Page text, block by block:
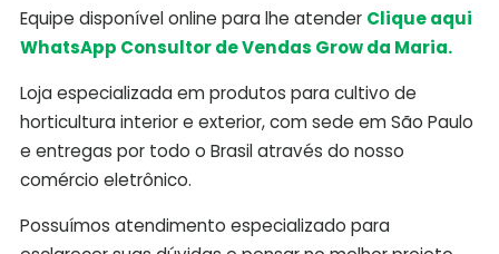
Equipe disponível online para lhe atender Clique aqui
WhatsApp Consultor de Vendas Grow da Maria.
Loja especializada em produtos para cultivo de
horticultura interior e exterior, com sede em São Paulo
e entregas por todo o Brasil através do nosso
comércio eletrônico.
Possuímos atendimento especializado para